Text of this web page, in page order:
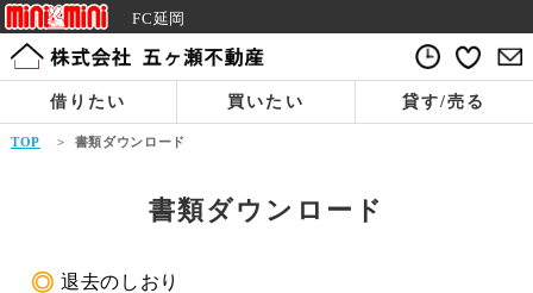
FC延岡
借りたい 買いたい 貸す/売る
TOP > 書類ダウンロード
書類ダウンロード
退去のしおり